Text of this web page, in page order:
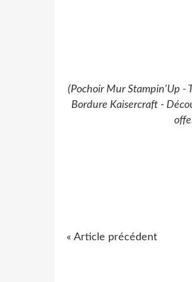
(Pochoir Mur Stampin'Up -
Bordure Kaisercraft -
« Article précédent